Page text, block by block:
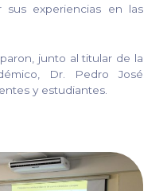
sus experiencias en las
junto al titular de la
Dr. Pedro José
y estudiantes.